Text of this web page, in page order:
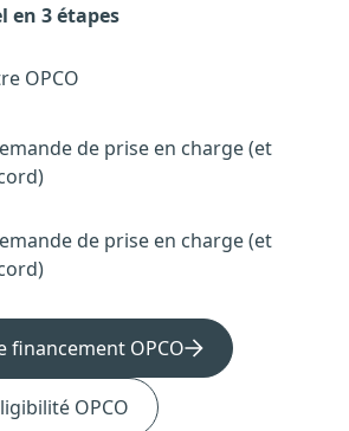
en 3 étapes
OPCO
de prise en charge (et
de prise en charge (et
financement OPCO
OPCO